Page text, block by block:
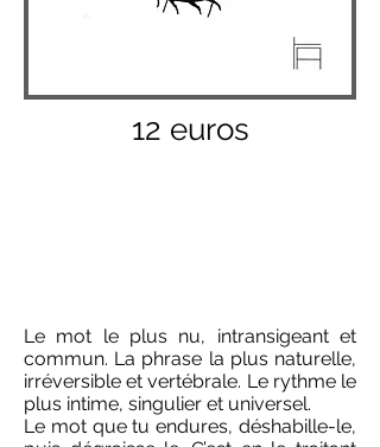
12 euros
Le mot le plus nu, intransigeant et
commun. La phrase la plus naturelle,
irréversible et vertébrale. Le rythme le
plus intime, singulier et universel.
Le mot que tu endures, déshabille-le,